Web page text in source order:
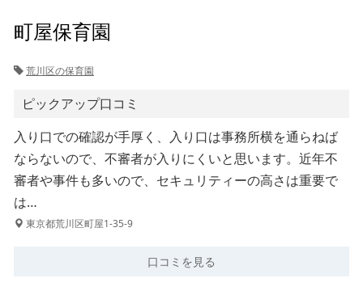
町屋保育園
荒川区の保育園
ピックアップ口コミ
入り口での確認が手厚く、入り口は事務所横を通らねば
ならないので、不審者が入りにくいと思います。近年不
審者や事件も多いので、セキュリティーの高さは重要で
は…
東京都荒川区町屋1-35-9
口コミを見る